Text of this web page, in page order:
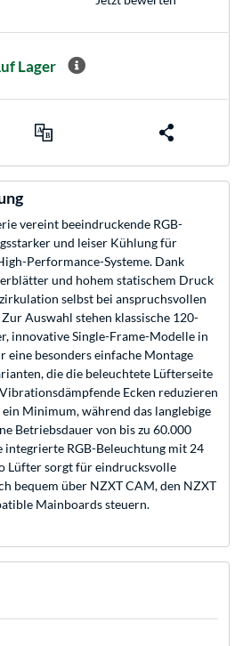
Lager
vereint beeindruckende RGB-
und leiser Kühlung für
Performance-Systeme. Dank
und hohem statischem Druck
selbst bei anspruchsvollen
Auswahl stehen klassische 120-
innovative Single-Frame-Modelle in
eine besonders einfache Montage
die die beleuchtete Lüfterseite
Ecken reduzieren
Minimum, während das langlebige
Betriebsdauer von bis zu 60.000
integrierte RGB-Beleuchtung mit 24
Lüfter sorgt für eindrucksvolle
bequem über NZXT CAM, den NZXT
Mainboards steuern.